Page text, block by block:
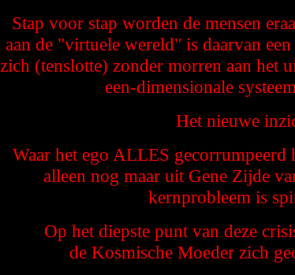
Stap voor stap worden de mensen
aan de "virtuele wereld" is daarvan
zich (tenslotte) zonder morren aan het
een-dimensionale
Het nieuwe
Waar het ego ALLES
alleen nog maar uit Gene Zijde
kernprobleem is
Op het diepste punt van deze
de Kosmische Moeder zich